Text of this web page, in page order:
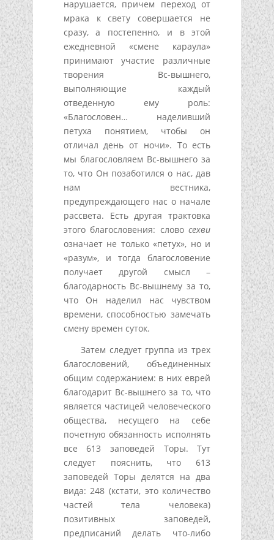
нарушается, причем переход от
мрака к свету совершается не
сразу, а постепенно, и в этой
ежедневной «смене караула»
принимают участие различные
творения Вс-вышнего,
выполняющие каждый
отведенную ему роль:
«Благословен… наделивший
петуха понятием, чтобы он
отличал день от ночи». То есть
мы благословляем Вс-вышнего за
то, что Он позаботился о нас, дав
нам вестника,
предупреждающего нас о начале
рассвета. Есть другая трактовка
этого благословения: словосехви
означает не только «петух», но и
«разум», и тогда благословение
получает другой смысл –
благодарность Вс-вышнему за то,
что Он наделил нас чувством
времени, способностью замечать
смену времен суток.
Затем следует группа из трех
благословений, объединенных
общим содержанием: в них еврей
благодарит Вс-вышнего за то, что
является частицей человеческого
общества, несущего на себе
почетную обязанность исполнять
все 613 заповедей Торы. Тут
следует пояснить, что 613
заповедей Торы делятся на два
вида: 248 (кстати, это количество
частей тела человека)
позитивных заповедей,
предписаний делать что-либо